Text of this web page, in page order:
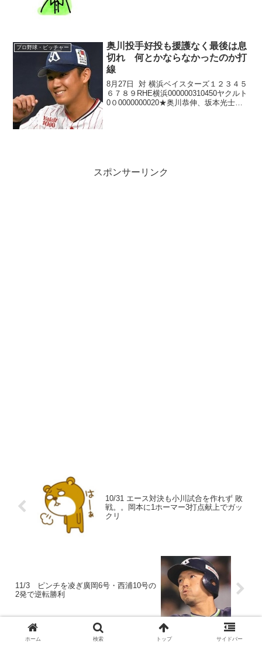
プロ野球・ピッチャー
奥川投手好投も援護なく最後は息
切れ 何とかならなかったのか打
線
8月27日 対 横浜ベイスターズ１２３４５
６７８９RHE横浜000000310450ヤクルト
0０0000000020★奥川恭伸、坂本光士
スポンサーリンク
10/31 エース対決も小川試合を作れず 敗
戦。。岡本に1ホーマー3打点献上でガッ
クリ
11/3 ピンチを凌ぎ廣岡6号・西浦10号の
2発で逆転勝利
ホーム 検索 トップ サイドバー